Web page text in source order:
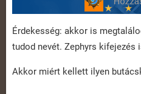
Érdekesség: akkor is
tudod nevét. Zephyrs kifejezés
Akkor miért kellett ilyen